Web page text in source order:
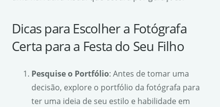
Dicas para Escolher a Fotógrafa
Certa para a Festa do Seu Filho
Pesquise o Portfólio: Antes de tomar uma
decisão, explore o portfólio da fotógrafa para
ter uma ideia de seu estilo e habilidade em